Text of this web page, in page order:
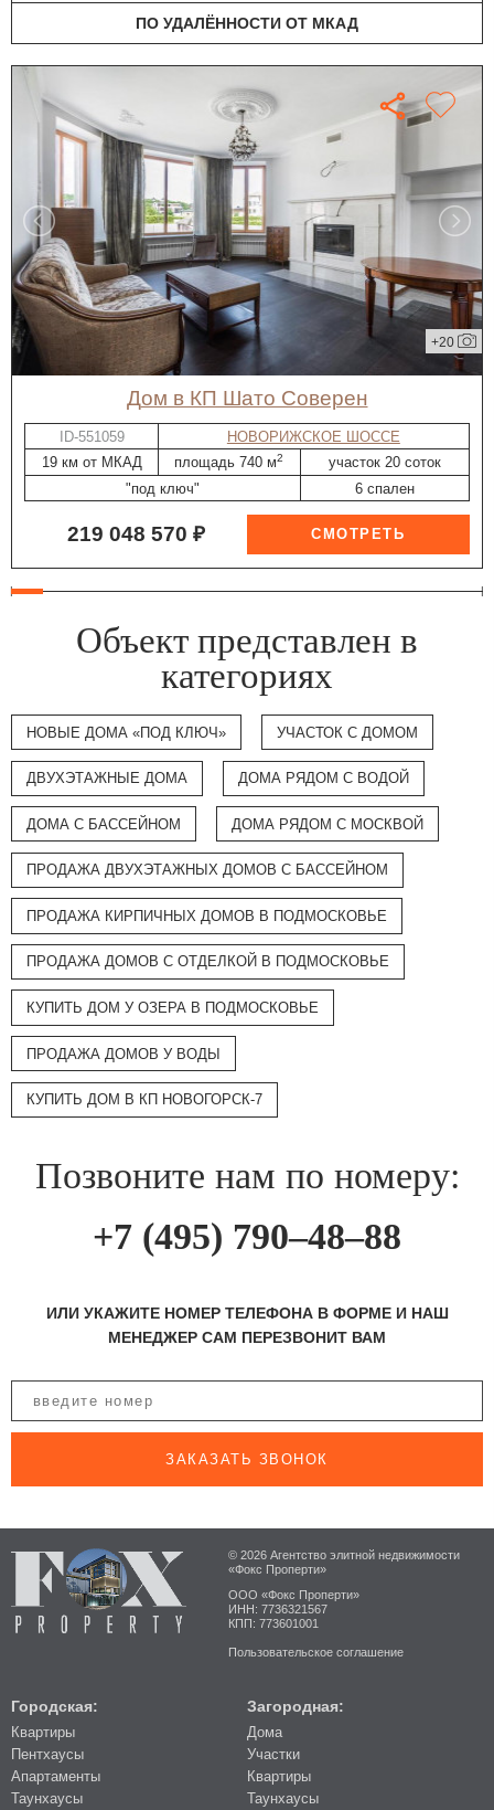
ПО УДАЛЁННОСТИ ОТ МКАД
+20
дом в КП Шато Соверен
ID-551059
НОВОРИЖСКОЕ ШОССЕ
19 км от МКАД
площадь 740 м2
участок 20 соток
"под ключ"
6 спален
219 048 570 ₽
Объект представлен в
категориях
НОВЫЕ ДОМА «ПОД КЛЮЧ» УЧАСТОК С ДОМОМ
ДВУХЭТАЖНЫЕ ДОМА ДОМА РЯДОМ С ВОДОЙ
ДОМА С БАССЕЙНОМ ДОМА РЯДОМ С МОСКВОЙ
ПРОДАЖА ДВУХЭТАЖНЫХ ДОМОВ С БАССЕЙНОМ
ПРОДАЖА КИРПИЧНЫХ ДОМОВ В ПОДМОСКОВЬЕ
ПРОДАЖА ДОМОВ С ОТДЕЛКОЙ В ПОДМОСКОВЬЕ
КУПИТЬ ДОМ У ОЗЕРА В ПОДМОСКОВЬЕ
ПРОДАЖА ДОМОВ У ВОДЫ
КУПИТЬ ДОМ В КП НОВОГОРСК-7
Позвоните нам по номеру:
+7 (495) 790–48–88
ИЛИ УКАЖИТЕ НОМЕР ТЕЛЕФОНА В ФОРМЕ И НАШ
МЕНЕДЖЕР САМ ПЕРЕЗВОНИТ ВАМ
ЗАКАЗАТЬ ЗВОНОК
© 2026 Агентство элитной недвижимости
«Фокс Проперти»
ООО «Фокс Проперти»
ИНН: 7736321567
КПП: 773601001
Пользовательское соглашение
Городская:
Квартиры
Пентхаусы
Апартаменты
Таунхаусы
Загородная:
Дома
Участки
Квартиры
Таунхаусы